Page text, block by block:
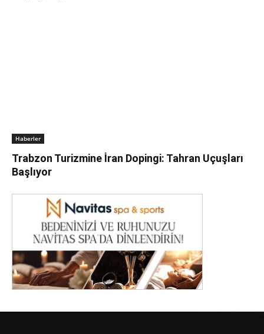
Haberler
Trabzon Turizmine İran Dopingi: Tahran Uçuşları
Başlıyor